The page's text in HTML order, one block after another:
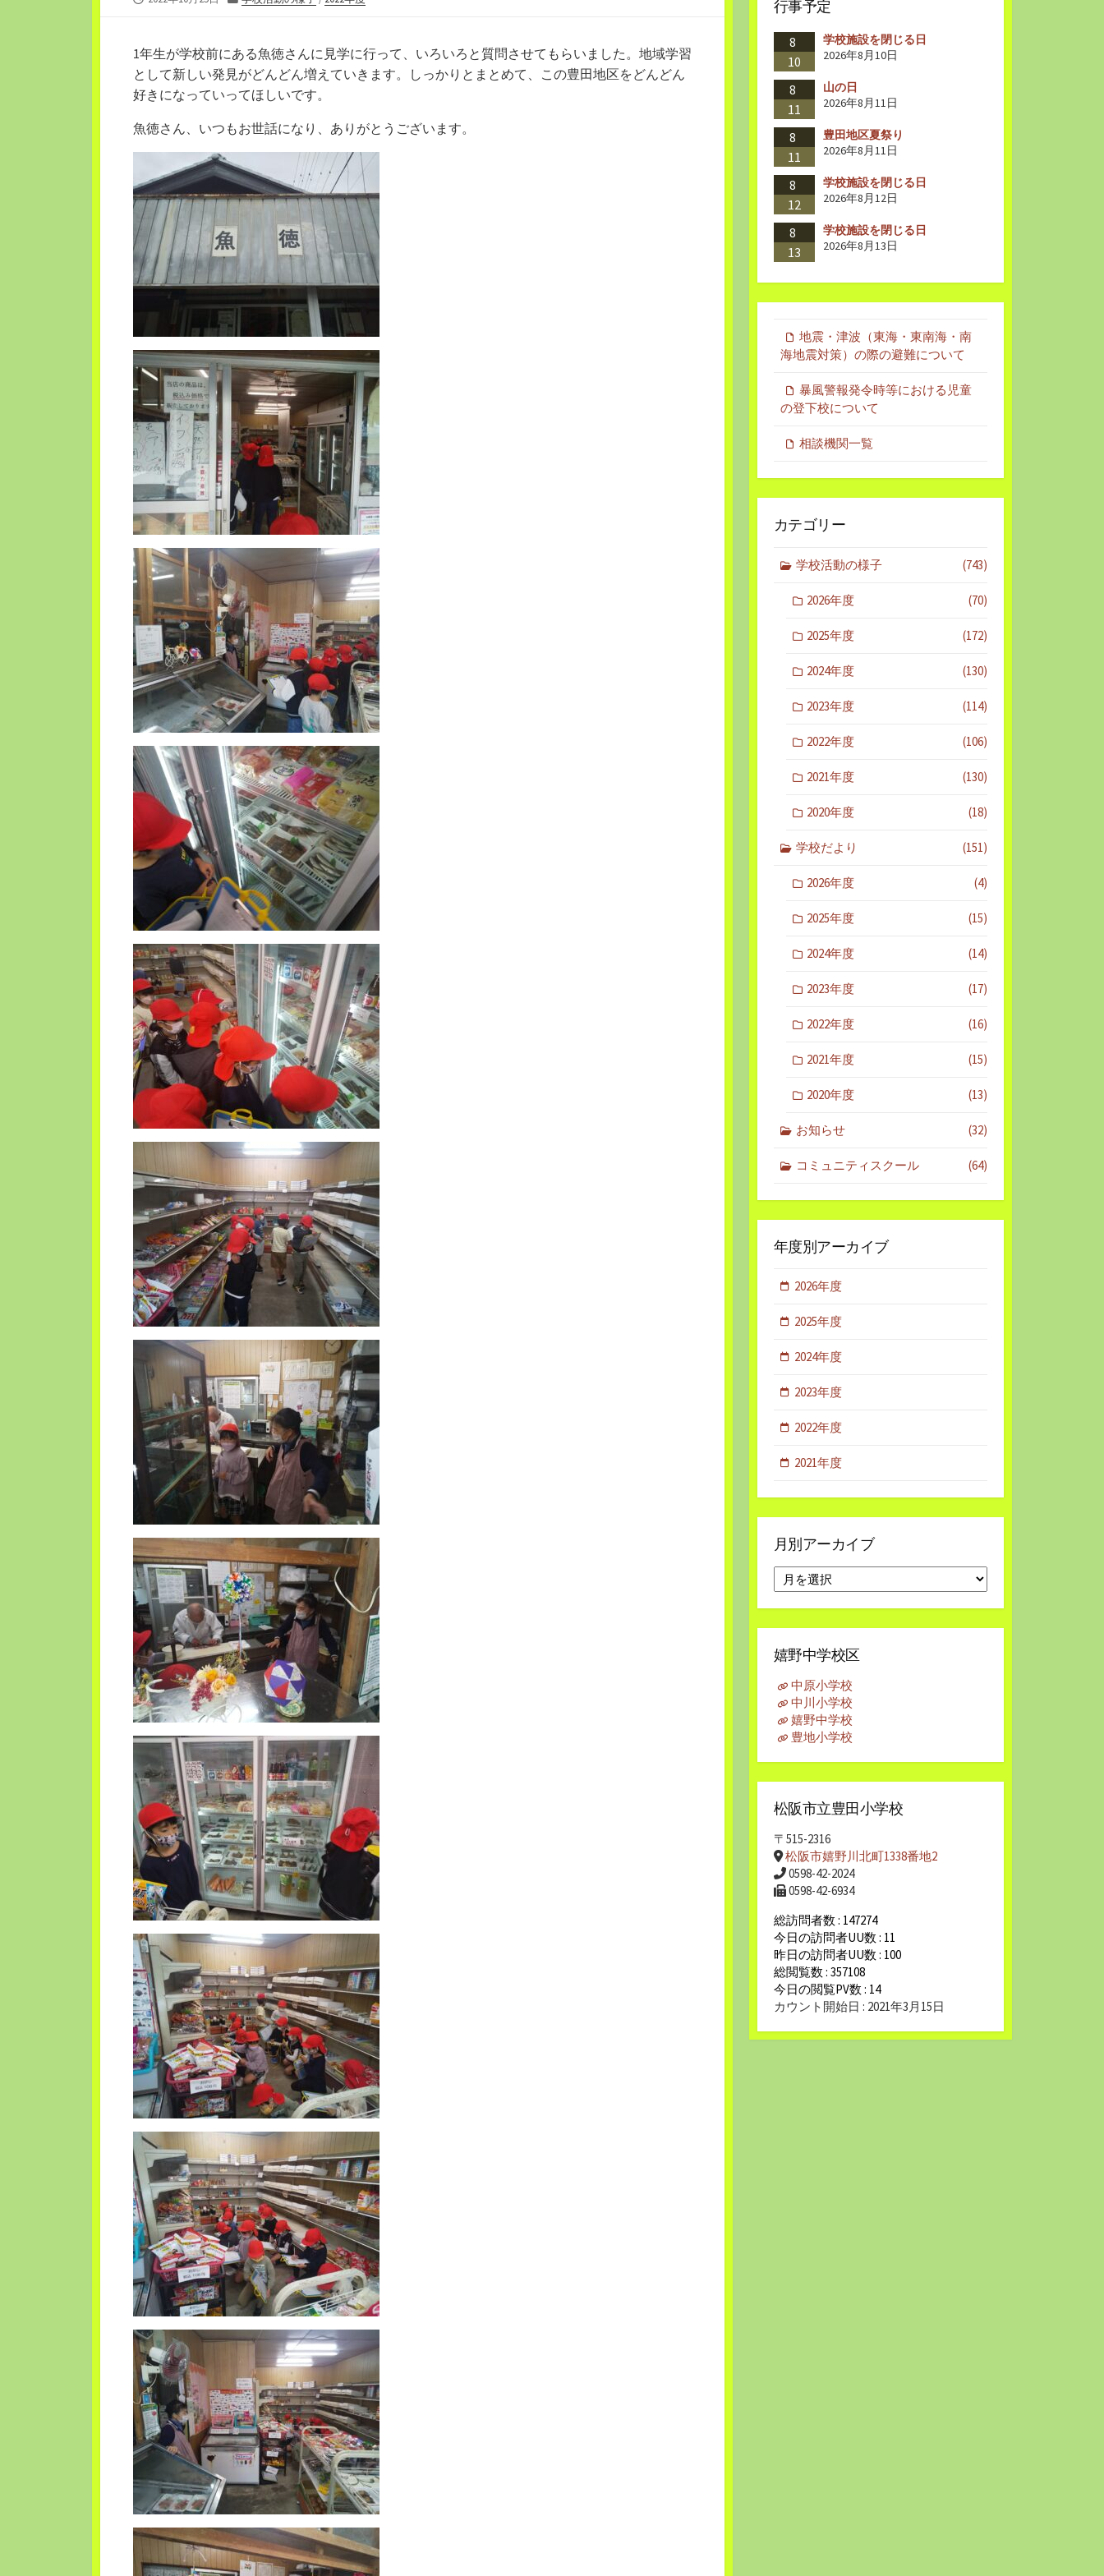
リ
ー
1年生が学校前にある魚徳さんに見学に行って、いろいろと質問させてもらいました。地域学習
として新しい発見がどんどん増えていきます。しっかりとまとめて、この豊田地区をどんどん
好きになっていってほしいです。
魚徳さん、いつもお世話になり、ありがとうございます。
行事予定
8
10
学校施設を閉じる日
2026年8月10日
8
11
山の日
2026年8月11日
8
11
豊田地区夏祭り
2026年8月11日
8
12
学校施設を閉じる日
2026年8月12日
8
13
学校施設を閉じる日
2026年8月13日
地震・津波（東海・東南海・南
海地震対策）の際の避難について
暴風警報発令時等における児童
の登下校について
相談機関一覧
カテゴリー
学校活動の様子 (743)
2026年度 (70)
2025年度 (172)
2024年度 (130)
2023年度 (114)
2022年度 (106)
2021年度 (130)
2020年度 (18)
学校だより (151)
2026年度 (4)
2025年度 (15)
2024年度 (14)
2023年度 (17)
2022年度 (16)
2021年度 (15)
2020年度 (13)
お知らせ (32)
コミュニティスクール (64)
年度別アーカイブ
2026年度
2025年度
2024年度
2023年度
2022年度
2021年度
月別アーカイブ
別
ア
ー
イ
嬉野中学校区
中原小学校
中川小学校
嬉野中学校
豊地小学校
松阪市立豊田小学校
〒515-2316
松阪市嬉野川北町1338番地2
0598-42-2024
0598-42-6934
総訪問者数 : 147274
今日の訪問者UU数 : 11
昨日の訪問者UU数 : 100
総閲覧数 : 357108
今日の閲覧PV数 : 14
カウント開始日 : 2021年3月15日